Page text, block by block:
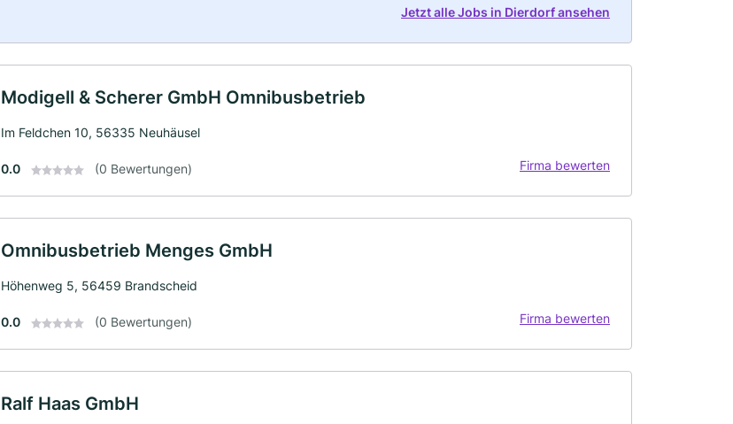
Jetzt alle Jobs in Dierdorf ansehen
Modigell & Scherer GmbH Omnibusbetrieb
Im Feldchen 10, 56335 Neuhäusel
0.0 (0 Bewertungen) Firma bewerten
Omnibusbetrieb Menges GmbH
Höhenweg 5, 56459 Brandscheid
0.0 (0 Bewertungen) Firma bewerten
Ralf Haas GmbH